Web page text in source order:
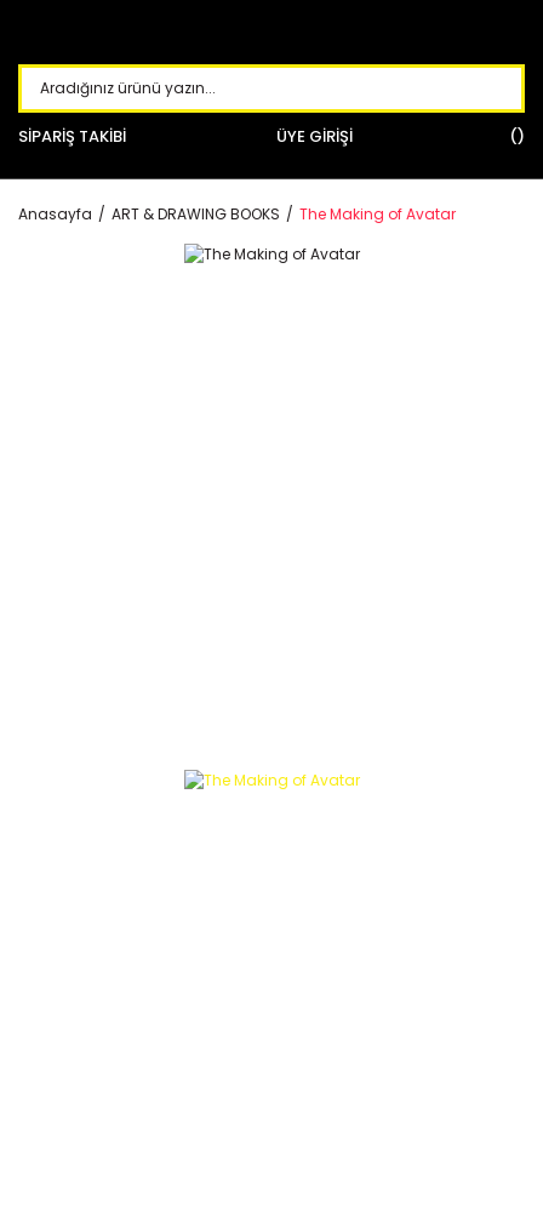
SİPARİŞ TAKİBİ ÜYE GİRİŞİ
Anasayfa ART & DRAWING BOOKS The Making of Avatar